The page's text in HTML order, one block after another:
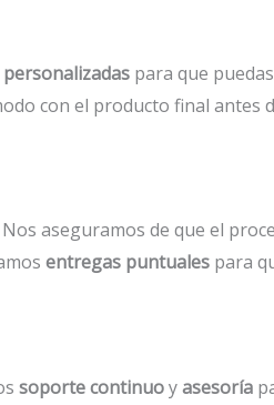
para que
con el producto final antes
Nos aseguramos de que el
entregas puntuales para
soporte continuoyasesoría